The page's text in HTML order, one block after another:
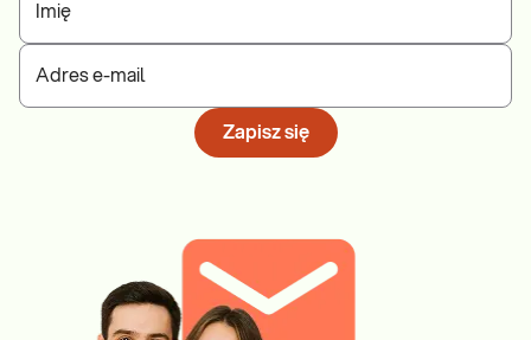
Imię
Adres e-mail
Zapisz się